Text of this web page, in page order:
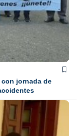
jornada de